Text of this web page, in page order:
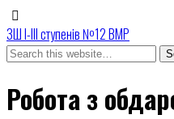
ЗШ І-ІІІ ступенів №12 ВМР
Робота з